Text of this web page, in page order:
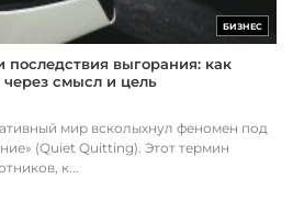
БИЗНЕС
последствия выгорания: как
через смысл и цель
мир всколыхнул феномен под
(Quiet Quitting). Этот термин
к...